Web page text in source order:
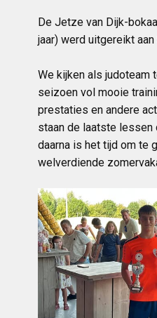
De Jetze van Dijk-
jaar) werd uitgereikt aan
We kijken als judoteam
seizoen vol mooie
prestaties en andere
staan de laatste lessen
daarna is het tijd om te
welverdiende